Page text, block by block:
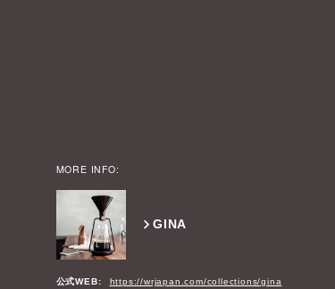
MORE INFO:
GINA
公式WEB: https://wrjapan.com/collections/gina